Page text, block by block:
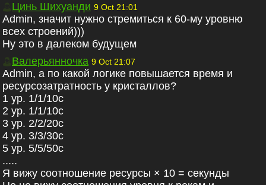
Цинь Шихуанди 9 Oct 21:01
Admin, значит нужно стремиться к 60-му уровню
всех строений)))
Ну это в далеком будущем
Валерьянночка 9 Oct 21:07
Admin, а по какой логике повышается время и
ресурсозатратность у кристаллов?
1 ур. 1/1/10с
2 ур. 1/1/10с
3 ур. 2/2/20с
4 ур. 3/3/30с
5 ур. 5/5/50с
.....
Я вижу соотношение ресурсы × 10 = секунды